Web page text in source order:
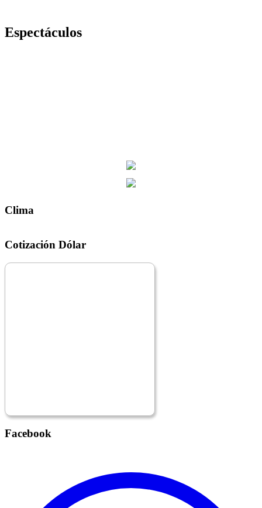
Espectáculos
Clima
Cotización Dólar
Facebook